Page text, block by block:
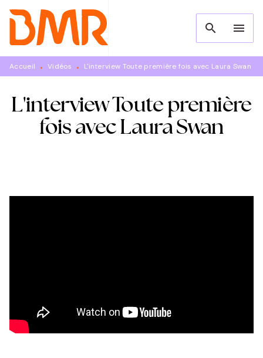
MENU RECHERCHE
PIED DE PAGE
search menu
Accueil • Vidéos • L'interview Toute première fois avec Laura Swan
L'interview Toute première
fois avec Laura Swan